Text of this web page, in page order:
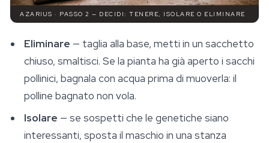
AZARIUS · PASSO 2 — DECIDI: TENERE, ISOLARE O ELIMINARE
Eliminare — taglia alla base, metti in un sacchetto
chiuso, smaltisci. Se la pianta ha già aperto i sacchi
pollinici, bagnala con acqua prima di muoverla: il
polline bagnato non vola.
Isolare — se sospetti che le genetiche siano
interessanti, sposta il maschio in una stanza